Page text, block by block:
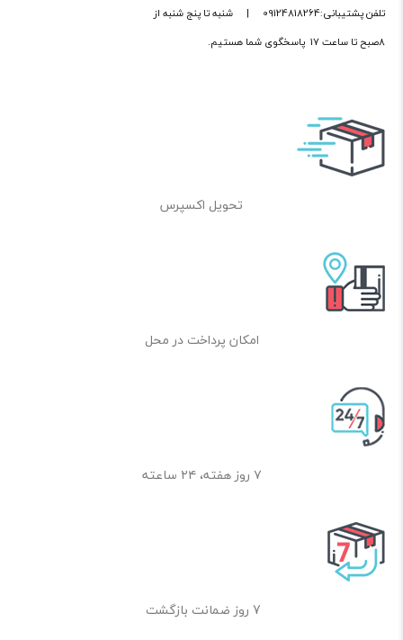
تلفن پشتیبانی:09124818264 |
شنبه تا پنج شنبه از
8صبح تا ساعت 17 پاسخگوی شما هستیم.
تحویل اکسپرس
امکان پرداخت در محل
۷ روز هفته، ۲۴ ساعته
7 روز ضمانت بازگشت